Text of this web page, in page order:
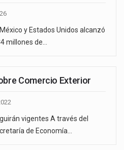
y Estados Unidos alcanzó
millones de…
Comercio Exterior
vigentes A través del
de Economía…